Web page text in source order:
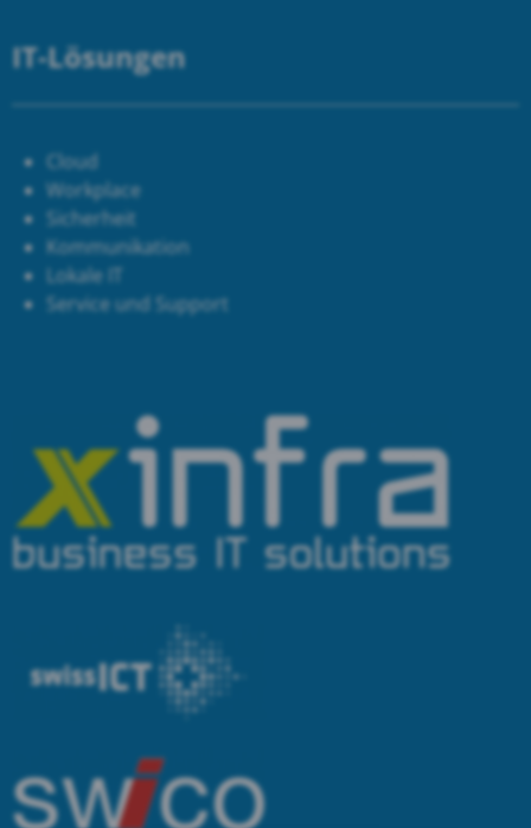
IT-Lösungen
Cloud
Workplace
Sicherheit
Kommunikation
Lokale IT
Service und Support